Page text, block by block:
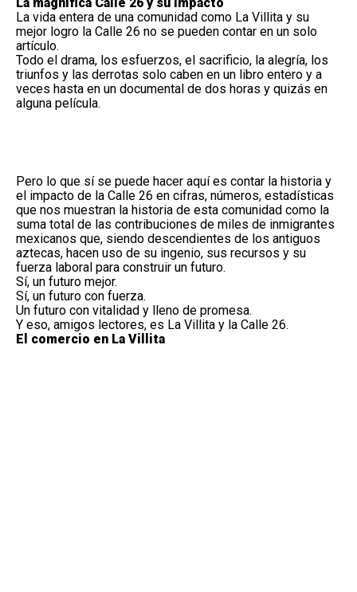
La magnífica Calle 26 y su impacto
La vida entera de una comunidad como La Villita y su
mejor logro la Calle 26 no se pueden contar en un solo
artículo.
Todo el drama, los esfuerzos, el sacrificio, la alegría, los
triunfos y las derrotas solo caben en un libro entero y a
veces hasta en un documental de dos horas y quizás en
alguna película.
Pero lo que sí se puede hacer aquí es contar la historia y
el impacto de la Calle 26 en cifras, números, estadísticas
que nos muestran la historia de esta comunidad como la
suma total de las contribuciones de miles de inmigrantes
mexicanos que, siendo descendientes de los antiguos
aztecas, hacen uso de su ingenio, sus recursos y su
fuerza laboral para construir un futuro.
Sí, un futuro mejor.
Sí, un futuro con fuerza.
Un futuro con vitalidad y lleno de promesa.
Y eso, amigos lectores, es La Villita y la Calle 26.
El comercio en La Villita